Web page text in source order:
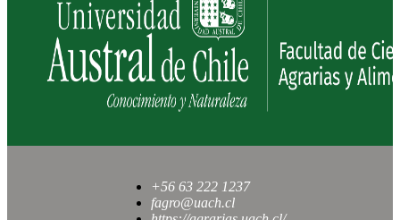
+56 63 222 1237
fagro@uach.cl